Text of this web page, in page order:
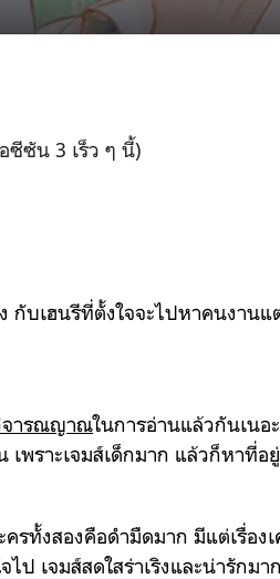
ซีซัน 3 เร็ว ๆ นี้)
กับเฮนรีที่ตั้งใจจะไปหาคนงาน
จารณญาณในการอ่านแล้วกันเนอ
พราะเจมส์เด็กมาก แล้วก็หาที่อ
ทั้งสองคือดำมืดมาก มีแต่เรื่องเ
เจมส์สดใสร่าเริงและน่ารักมา